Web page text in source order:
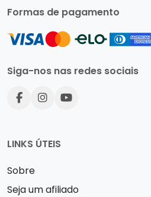
Formas de pagamento
Siga-nos nas redes sociais
LINKS ÚTEIS
Sobre
Seja um afiliado